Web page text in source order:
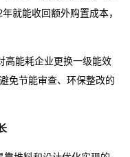
就能收回额外购置成本，
高能耗企业更换一级能效
免节能审查、环保整改的